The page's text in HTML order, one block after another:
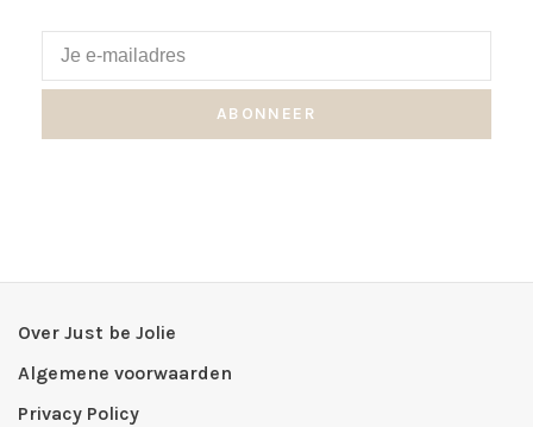
ABONNEER
Over Just be Jolie
Algemene voorwaarden
Privacy Policy